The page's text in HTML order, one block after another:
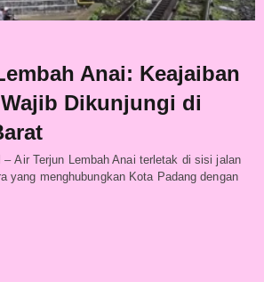
Anai: Keajaiban
Dikunjungi di
– Air Terjun Lembah Anai terletak di sisi jalan
yang menghubungkan Kota Padang dengan